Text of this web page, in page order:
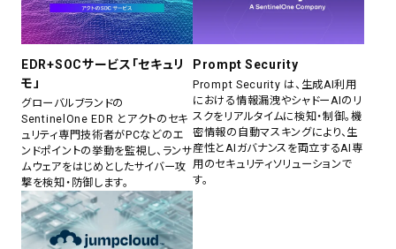
EDR+SOCサービス「セキュリ
モ」
グローバルブランドの
SentinelOne EDR とアクトのセキ
ュリティ専門技術者がPCなどのエ
ンドポイントの挙動を監視し、ランサ
ムウェアをはじめとしたサイバー攻
撃を検知・防御します。
Prompt Security
Prompt Security は、生成AI利用
における情報漏洩やシャドーAIのリ
スクをリアルタイムに検知・制御。機
密情報の自動マスキングにより、生
産性とAIガバナンスを両立するAI専
用のセキュリティソリューションで
す。